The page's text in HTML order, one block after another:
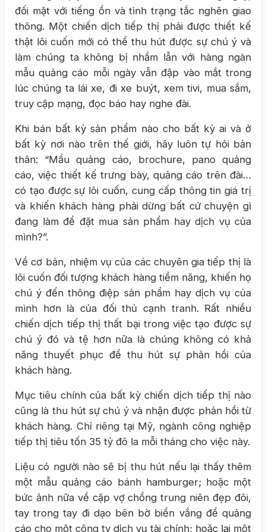
đối mặt với tiếng ồn và tình trạng tắc nghẽn giao
thông. Một chiến dịch tiếp thị phải được thiết kế
thật lôi cuốn mới có thể thu hút được sự chú ý và
làm chúng ta không bị nhầm lẫn với hàng ngàn
mẫu quảng cáo mỗi ngày vẫn đập vào mắt trong
lúc chúng ta lái xe, đi xe buýt, xem tivi, mua sắm,
truy cập mạng, đọc báo hay nghe đài.
Khi bán bất kỳ sản phẩm nào cho bất kỳ ai và ở
bất kỳ nơi nào trên thế giới, hãy luôn tự hỏi bản
thân: “Mẩu quảng cáo, brochure, pano quảng
cáo, việc thiết kế trưng bày, quảng cáo trên đài…
có tạo được sự lôi cuốn, cung cấp thông tin giá trị
và khiến khách hàng phải dừng bất cứ chuyện gì
đang làm để đặt mua sản phẩm hay dịch vụ của
mình?”.
Về cơ bản, nhiệm vụ của các chuyên gia tiếp thị là
lôi cuốn đối tượng khách hàng tiềm năng, khiến họ
chú ý đến thông điệp sản phẩm hay dịch vụ của
mình hơn là của đối thủ cạnh tranh. Rất nhiều
chiến dịch tiếp thị thất bại trong việc tạo được sự
chú ý đó và tệ hơn nữa là chúng không có khả
năng thuyết phục để thu hút sự phản hồi của
khách hàng.
Mục tiêu chính của bất kỳ chiến dịch tiếp thị nào
cũng là thu hút sự chú ý và nhận được phản hồi từ
khách hàng. Chỉ riêng tại Mỹ, ngành công nghiệp
tiếp thị tiêu tốn 35 tỷ đô la mỗi tháng cho việc này.
Liệu có người nào sẽ bị thu hút nếu lại thấy thêm
một mẫu quảng cáo bánh hamburger; hoặc một
bức ảnh nữa về cặp vợ chồng trung niên đẹp đôi,
tay trong tay đi dạo bên bờ biển vắng để quảng
cáo cho một công ty dịch vụ tài chính; hoặc lại một